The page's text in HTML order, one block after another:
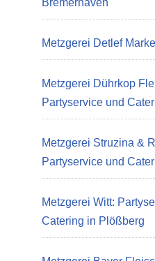
Bremerhaven
Metzgerei Detlef
Metzgerei Dührkop
Partyservice und
Metzgerei Struzina &
Partyservice und
Metzgerei Witt:
Catering in Plößberg